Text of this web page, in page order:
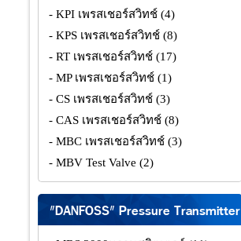
- KPI เพรสเชอร์สวิทช์ (4)
- KPS เพรสเชอร์สวิทช์ (8)
- RT เพรสเชอร์สวิทช์ (17)
- MP เพรสเชอร์สวิทช์ (1)
- CS เพรสเชอร์สวิทช์ (3)
- CAS เพรสเชอร์สวิทช์ (8)
- MBC เพรสเชอร์สวิทช์ (3)
- MBV Test Valve (2)
"DANFOSS" Pressure Transmitter